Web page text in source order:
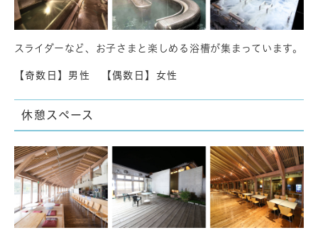
スライダーなど、​お子さまと楽しめる浴槽が集まっています。
【 奇数日】男性 【偶数日】女性
休憩スペース